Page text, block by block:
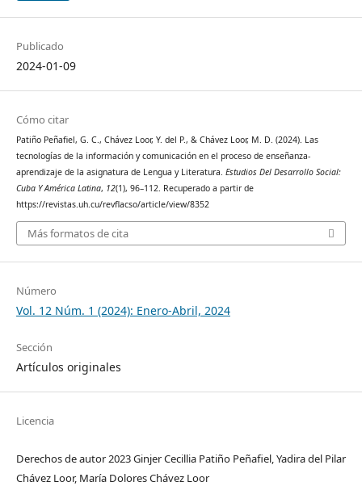
Publicado
2024-01-09
Cómo citar
Patiño Peñafiel, G. C., Chávez Loor, Y. del P., & Chávez Loor, M. D. (2024). Las
tecnologías de la información y comunicación en el proceso de enseñanza-
aprendizaje de la asignatura de Lengua y Literatura. Estudios Del Desarrollo Social:
Cuba Y América Latina, 12(1), 96–112. Recuperado a partir de
https://revistas.uh.cu/revflacso/article/view/8352
Más formatos de cita
Número
Vol. 12 Núm. 1 (2024): Enero-Abril, 2024
Sección
Artículos originales
Licencia
Derechos de autor 2023 Ginjer Cecillia Patiño Peñafiel, Yadira del Pilar
Chávez Loor, María Dolores Chávez Loor